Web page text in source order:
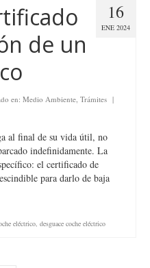
16
ENE 2024
de un
en: Medio Ambiente, Trámites |
al final de su vida útil, no
indefinidamente. La
el certificado de
para darlo de baja
eléctrico, desguace coche eléctrico